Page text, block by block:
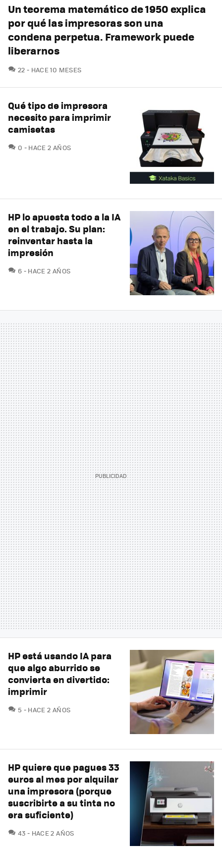
Un teorema matemático de 1950 explica
por qué las impresoras son una
condena perpetua. Framework puede
liberarnos
22 COMENTARIOS
HACE 10 MESES
Qué tipo de impresora
necesito para imprimir
camisetas
0 COMENTARIOS
HACE 2 AÑOS
HP lo apuesta todo a la IA
en el trabajo. Su plan:
reinventar hasta la
impresión
6 COMENTARIOS
HACE 2 AÑOS
HP está usando IA para
que algo aburrido se
convierta en divertido:
imprimir
5 COMENTARIOS
HACE 2 AÑOS
HP quiere que pagues 33
euros al mes por alquilar
una impresora (porque
suscribirte a su tinta no
era suficiente)
43 COMENTARIOS
HACE 2 AÑOS